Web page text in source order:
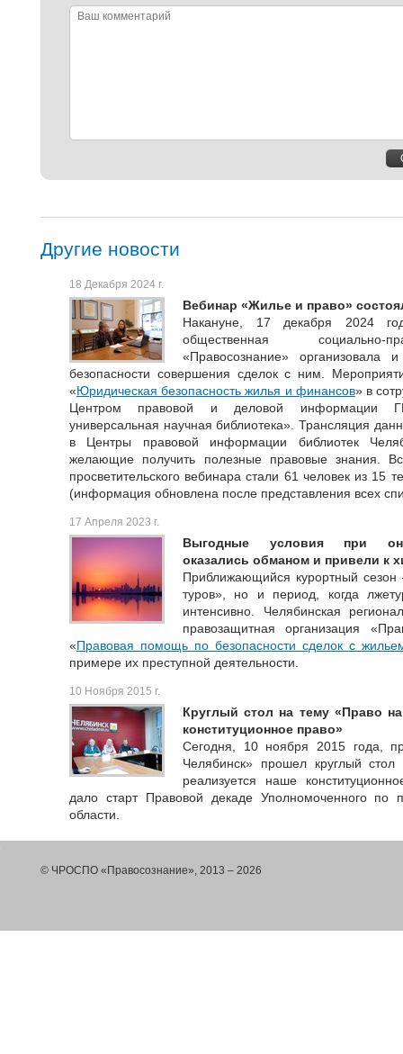
Ваш
Другие новости
18 Декабря 2024 г.
Вебинар «Жилье и право»
Накануне, 17 декабря 2024
общественная социально-
«Правосознание»
безопасности совершения сделок с ним.
«Юридическая безопасность жилья и финансов» в
Центром правовой и деловой информации
универсальная научная библиотека». Трансляция
в Центры правовой информации библиотек
желающие получить полезные правовые знания.
просветительского вебинара стали 61 человек из 15
(информация обновлена после представления всех
17 Апреля 2023 г.
Выгодные условия при
оказались обманом и привели к
Приближающийся курортный
туров», но и период, когда
интенсивно. Челябинская
правозащитная организация
«Правовая помощь по безопасности сделок с
примере их преступной деятельности.
10 Ноября 2015 г.
Круглый стол на тему «Право
конституционное право»
Сегодня, 10 ноября 2015 года,
Челябинск» прошел круглый
реализуется наше
дало старт Правовой декаде Уполномоченного по
области.
© ЧРОСПО «Правосознание», 2013 – 2026